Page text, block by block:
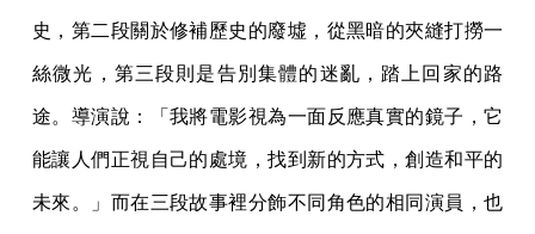
史，第二段關於修補歷史的廢墟，從黑暗的夾縫打撈一
絲微光，第三段則是告別集體的迷亂，踏上回家的路
途。導演說：「我將電影視為一面反應真實的鏡子，它
能讓人們正視自己的處境，找到新的方式，創造和平的
未來。」而在三段故事裡分飾不同角色的相同演員，也